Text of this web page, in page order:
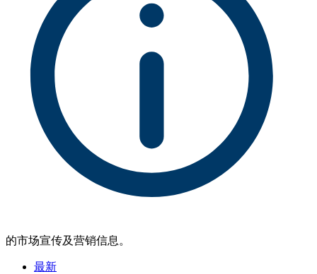
的市场宣传及营销信息。
最新